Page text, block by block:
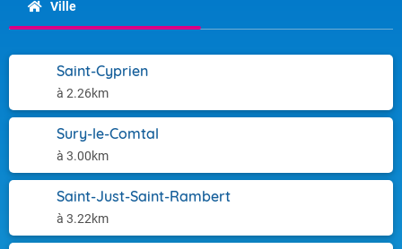
Ville
Saint-Cyprien
à 2.26km
Sury-le-Comtal
à 3.00km
Saint-Just-Saint-Rambert
à 3.22km